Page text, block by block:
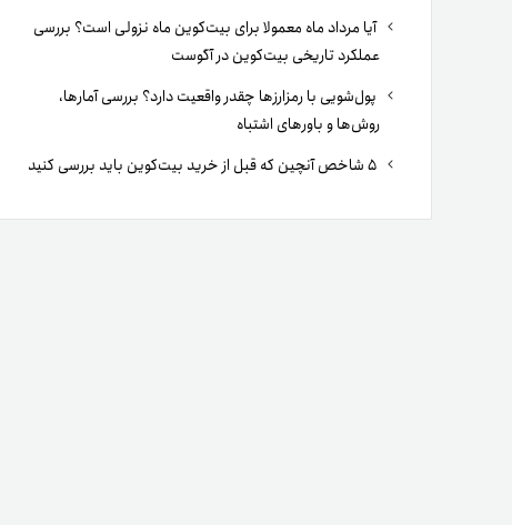
آیا مرداد ماه معمولا برای بیت‌کوین ماه نزولی است؟ بررسی
عملکرد تاریخی بیت‌کوین در آگوست
پول‌شویی با رمزارزها چقدر واقعیت دارد؟ بررسی آمارها،
روش‌ها و باورهای اشتباه